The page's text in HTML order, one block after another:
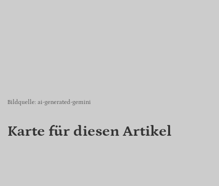
Bildquelle: ai-generated-gemini
Karte für diesen Artikel